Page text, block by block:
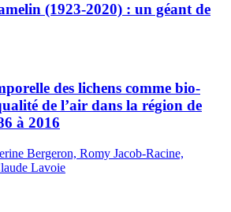
(1923-2020) : un géant de
des lichens comme bio-
de l’air dans la région de
à 2016
Bergeron, Romy Jacob-Racine,
Lavoie